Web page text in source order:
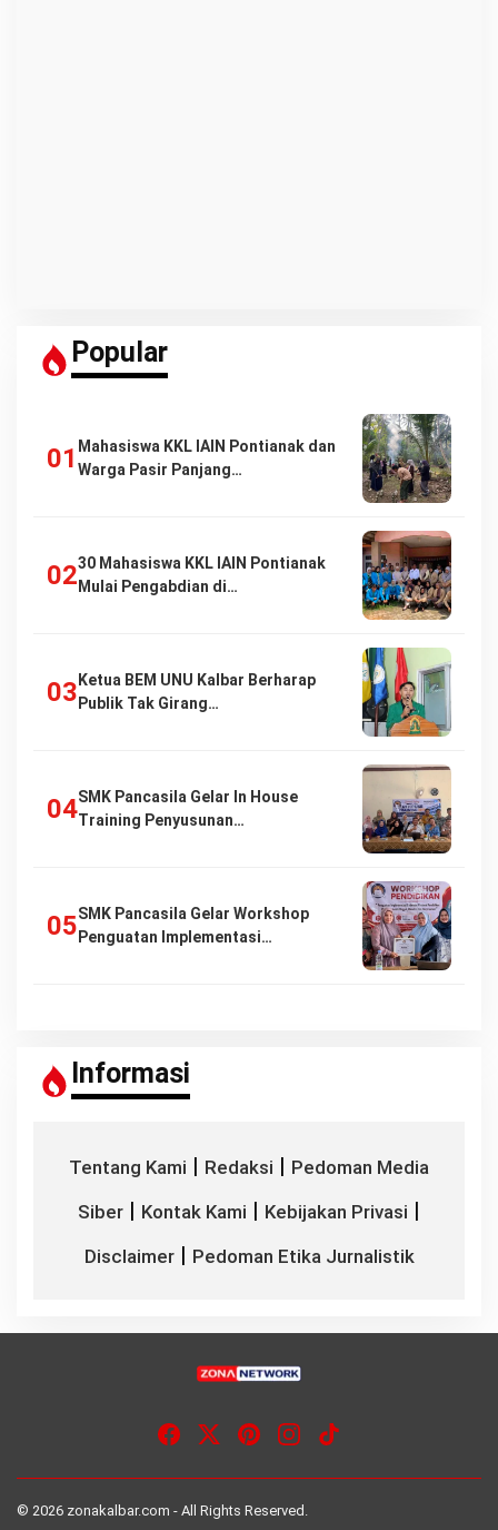
Popular
Mahasiswa KKL IAIN Pontianak dan
Warga Pasir Panjang…
30 Mahasiswa KKL IAIN Pontianak
Mulai Pengabdian di…
Ketua BEM UNU Kalbar Berharap
Publik Tak Girang…
SMK Pancasila Gelar In House
Training Penyusunan…
SMK Pancasila Gelar Workshop
Penguatan Implementasi…
Informasi
Tentang Kami | Redaksi | Pedoman Media
Siber | Kontak Kami | Kebijakan Privasi |
Disclaimer| Pedoman Etika Jurnalistik
© 2026 zonakalbar.com - All Rights Reserved.